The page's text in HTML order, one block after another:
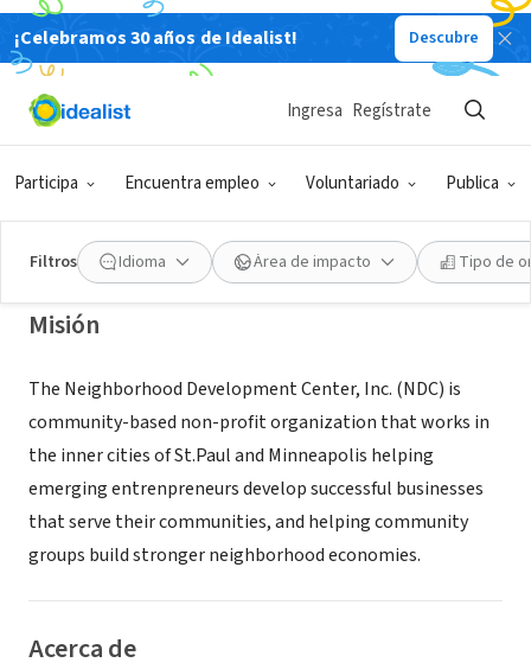
¡Celebramos 30 años de Idealist! Descubre
Participa Encuentra empleo Voluntariado Publica
Ingresa Regístrate
Filtros Idioma Área de impacto Tipo de
ORGANIZACIÓN SIN FIN DE LUCRO
Neighborhood Development
Center
Saint Paul, MN |www.ndc-mn.org
Misión
The Neighborhood Development Center, Inc. (NDC) is
community-based non-profit organization that works in
the inner cities of St.Paul and Minneapolis helping
emerging entrenpreneurs develop successful businesses
that serve their communities, and helping community
groups build stronger neighborhood economies.
Acerca de